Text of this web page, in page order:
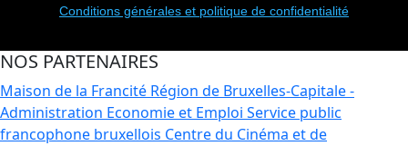
Conditions générales et politique de confidentialité
NOS PARTENAIRES
Maison de la Francité Région de Bruxelles-Capitale -
Administration Economie et Emploi Service public
francophone bruxellois Centre du Cinéma et de